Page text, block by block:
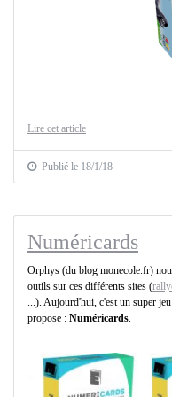
Lire cet article
Publié le 18/1/18
Numéricards
Orphys (du blog monecole.fr)
outils sur ces différents sites (
...). Aujourd'hui, c'est un super
propose : Numéricards.